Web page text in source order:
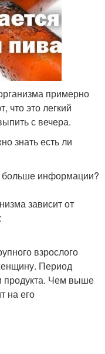
примерно
что это легкий
с вечера.
знать есть ли
больше информации?
зависит от
взрослого
Период
продукта. Чем выше
на его